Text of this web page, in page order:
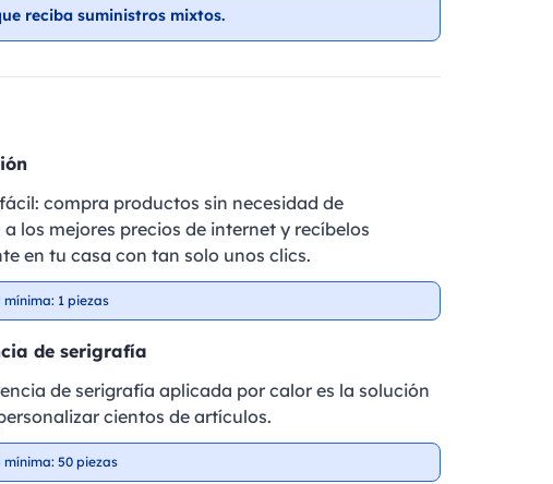
reciba suministros mixtos.
compra productos sin necesidad de
los mejores precios de internet y recíbelos
en tu casa con tan solo unos clics.
1 piezas
de serigrafía
de serigrafía aplicada por calor es la solución
cientos de artículos.
50 piezas